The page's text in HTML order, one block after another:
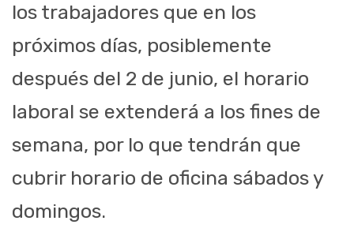
los trabajadores que en los
próximos días, posiblemente
después del 2 de junio, el horario
laboral se extenderá a los fines de
semana, por lo que tendrán que
cubrir horario de oficina sábados y
domingos.